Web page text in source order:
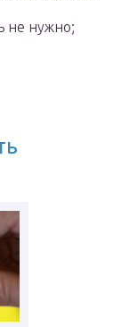
не нужно;